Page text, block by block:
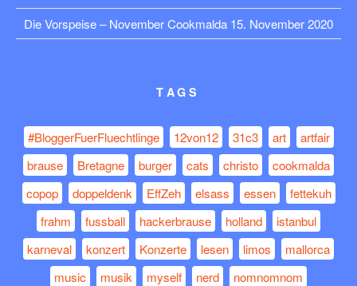
Die Vorspeise – November Cookmalda 15. November 2020
TAGS
#BloggerFuerFluechtlinge 12von12 31c3 art
artfair
brause
Bretagne burger cats christo
cookmalda
copop
doppeldenk EffZeh elsass essen
fettekuh
frahm
fussball hackerbrause holland
istanbul
karneval
konzert Konzerte lesen limos
mallorca
music
musik myself nerd
nomnomnom